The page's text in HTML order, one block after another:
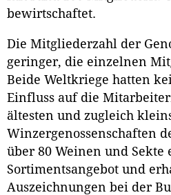
bewirtschaftet.
Die Mitgliederzahl der
geringer, die einzelnen
Beide Weltkriege hatten
Einfluss auf die
ältesten und zugleich
Winzergenossenschaften
über 80 Weinen und Sekte
Sortimentsangebot und
Auszeichnungen bei der